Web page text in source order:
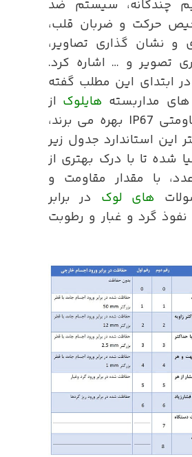
چندگانه، سیستم ضد
حرکت و ضربان قلب،
و نشان گذاری تصاویر،
تصویر و … اشاره کرد.
ابتدای این مطلب گفته
مداربسته هایلوک از
استاندارد مقاومتی IP67 بهره می برند،
این استاندارد جدول زیر
شده تا با درک بهتری از
با مقدار مقاومت و
های لوک در برابر
نفوذ گرد و غبار و رطوبت